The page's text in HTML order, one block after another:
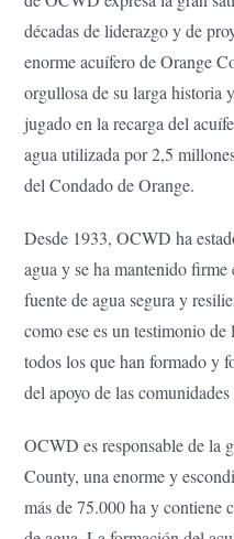
décadas de liderazgo y de
enorme acuífero de Orange
orgullosa de su larga historia
jugado en la recarga del
agua utilizada por 2,5
del Condado de Orange.
Desde 1933, OCWD ha
agua y se ha mantenido
fuente de agua segura y
como ese es un testimonio
todos los que han formado y
del apoyo de las
OCWD es responsable de la
County, una enorme y
más de 75.000 ha y contiene